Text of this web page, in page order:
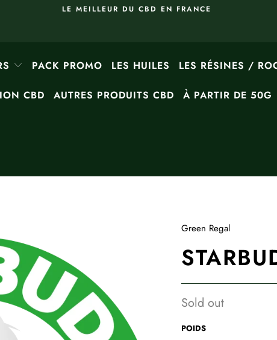
LE MEILLEUR DU CBD EN FRANCE
PACK PROMO LES HUILES LES RÉSINES /
CBD AUTRES PRODUITS CBD À PARTIR DE 50G
Green Regal
Sold out
POIDS